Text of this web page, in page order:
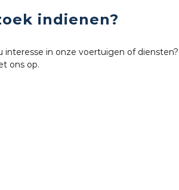
indienen?
in onze voertuigen of diensten?
ons op.